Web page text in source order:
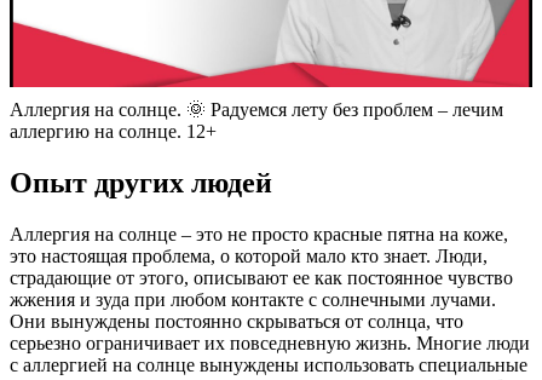
Аллергия на солнце. 🌞 Радуемся лету без проблем – лечим
аллергию на солнце. 12+
Опыт других людей
Аллергия на солнце – это не просто красные пятна на коже,
это настоящая проблема, о которой мало кто знает. Люди,
страдающие от этого, описывают ее как постоянное чувство
жжения и зуда при любом контакте с солнечными лучами.
Они вынуждены постоянно скрываться от солнца, что
серьезно ограничивает их повседневную жизнь. Многие люди
с аллергией на солнце вынуждены использовать специальные